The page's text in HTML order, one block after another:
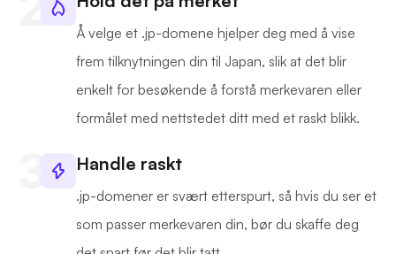
Å velge et .jp-domene hjelper deg med å vise
frem tilknytningen din til Japan, slik at det blir
enkelt for besøkende å forstå merkevaren eller
formålet med nettstedet ditt med et raskt blikk.
Handle raskt
.jp-domener er svært etterspurt, så hvis du ser et
som passer merkevaren din, bør du skaffe deg